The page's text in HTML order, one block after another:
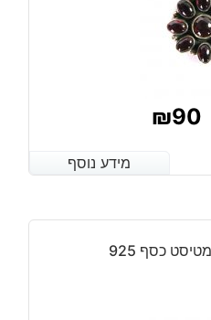
₪90
מידע נוסף
מידע נוסף
כסף 925